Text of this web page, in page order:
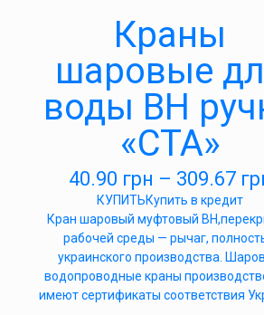
Краны
шаровые
воды ВН
«СТА»
40.90 грн – 309.67
КУПИТЬКупить в кредит
Кран шаровый муфтовый
рабочей среды — рычаг,
украинского производства.
водопроводные краны
имеют сертификаты соответствия